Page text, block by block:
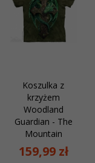
Koszulka z
krzyżem
Woodland
Guardian - The
Mountain
159,99 zł